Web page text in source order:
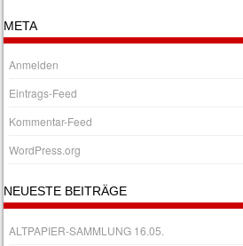
META
Anmelden
Eintrags-Feed
Kommentar-Feed
WordPress.org
NEUESTE BEITRÄGE
ALTPAPIER-SAMMLUNG 16.05.